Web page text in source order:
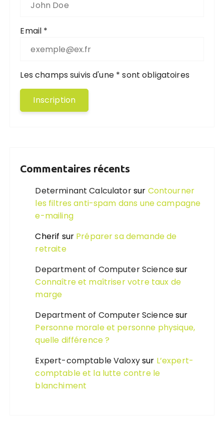
Email *
Les champs suivis d'une * sont obligatoires
Commentaires récents
Determinant Calculatorsur Contourner
les filtres anti-spam dans une campagne
e-mailing
Cherif sur Préparer sa demande de
retraite
Department of Computer Sciencesur
Connaître et maîtriser votre taux de
marge
Department of Computer Sciencesur
Personne morale et personne physique,
quelle différence ?
Expert-comptable Valoxysur L’expert-
comptable et la lutte contre le
blanchiment